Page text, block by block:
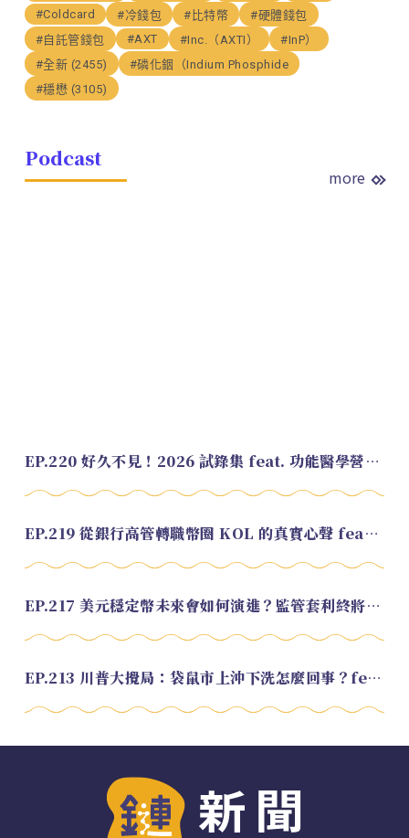
#Coldcard
#冷錢包 #比特幣
#硬體錢包
#自託管錢包
#AXT #Inc.（AXTI）
#InP）
#全新 (2455)
#磷化銦（Indium Phosphide
#穩懋 (3105)
Podcast
more
EP.220 好久不見！2026 試錄集 feat. 功能醫學營養師 美寶
EP.219 從銀行高管轉職幣圈 KOL 的真實心聲 feat.龜大
EP.217 美元穩定幣未來會如何演進？監管套利終將收斂？feat. 研究員 余哲安
EP.213 川普大攪局：袋鼠市上沖下洗怎麼回事？feat. Alvin